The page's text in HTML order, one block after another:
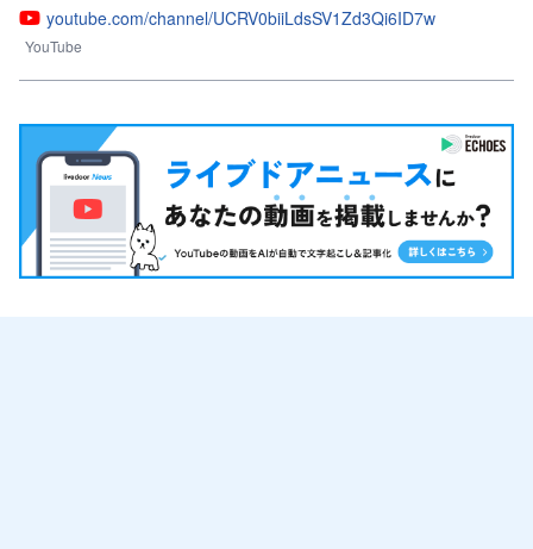
youtube.com/channel/UCRV0biiLdsSV1Zd3Qi6ID7w
YouTube